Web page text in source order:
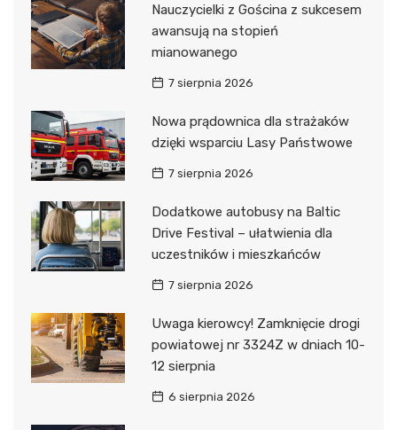
Nauczycielki z Gościna z sukcesem
awansują na stopień
mianowanego
7 sierpnia 2026
Nowa prądownica dla strażaków
dzięki wsparciu Lasy Państwowe
7 sierpnia 2026
Dodatkowe autobusy na Baltic
Drive Festival – ułatwienia dla
uczestników i mieszkańców
7 sierpnia 2026
Uwaga kierowcy! Zamknięcie drogi
powiatowej nr 3324Z w dniach 10-
12 sierpnia
6 sierpnia 2026